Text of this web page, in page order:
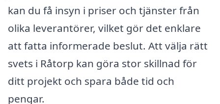
kan du få insyn i priser och tjänster från
olika leverantörer, vilket gör det enklare
att fatta informerade beslut. Att välja rätt
svets i Råtorp kan göra stor skillnad för
ditt projekt och spara både tid och
pengar.